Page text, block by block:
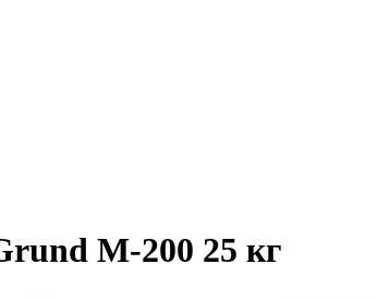
М-200 25 кг